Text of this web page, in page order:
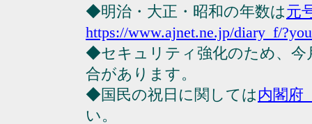
◆明治・大正・昭和の年数は元
https://www.ajnet.ne.jp/diary_f/
◆セキュリティ強化のため、今
合があります。
◆国民の祝日に関しては内閣府
い。